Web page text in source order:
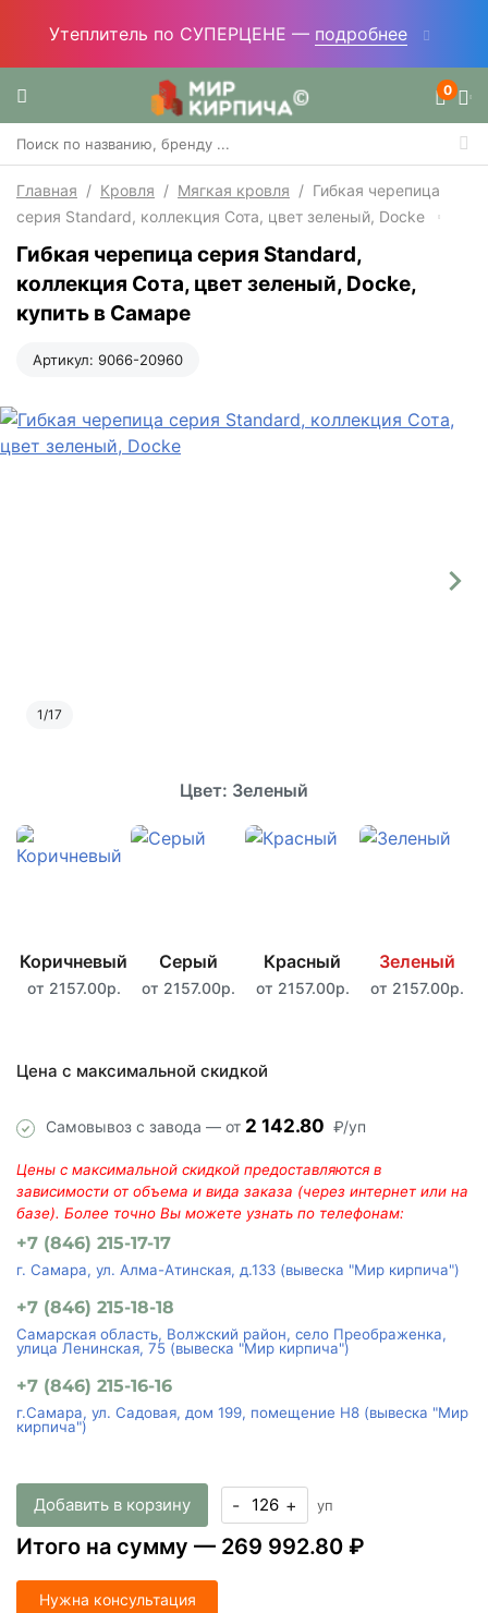
Утеплитель по СУПЕРЦЕНЕ — подробнее
0
Главная / Кровля / Мягкая кровля / Гибкая черепица
серия Standard, коллекция Сота, цвет зеленый, Docke
Гибкая черепица серия Standard,
коллекция Сота, цвет зеленый, Docke,
купить в Самаре
Артикул: 9066-20960
1/17
Цвет: Зеленый
Коричневый
от 2157.00р.
Серый
от 2157.00р.
Красный
от 2157.00р.
Зеленый
от 2157.00р.
Цена с максимальной скидкой
Самовывоз с завода — от 2 142.80 ₽/уп
Цены с максимальной скидкой предоставляются в
зависимости от объема и вида заказа (через интернет или на
базе). Более точно Вы можете узнать по телефонам:
+7 (846) 215-17-17
г. Самара, ул. Алма-Атинская, д.133 (вывеска "Мир кирпича")
+7 (846) 215-18-18
Самарская область, Волжский район, село Преображенка,
улица Ленинская, 75 (вывеска "Мир кирпича")
+7 (846) 215-16-16
г.Самара, ул. Садовая, дом 199, помещение Н8 (вывеска "Мир
кирпича")
Добавить в корзину - + уп
Итого на сумму — 269 992.80 ₽
Нужна консультация